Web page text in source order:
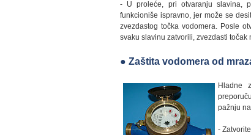
- U proleće, pri otvaranju slavina,
funkcioniše ispravno, jer može se
zvezdastog točka vodomera. Posle
svaku slavinu zatvorili, zvezdasti točak
● Zaštita vodomera od
Hladne
pažnju
-